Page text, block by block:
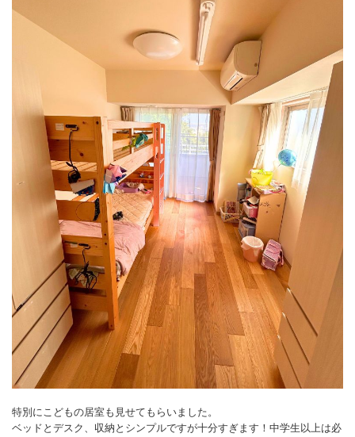
特別にこどもの居室も見せてもらいました。
ベッドとデスク、収納とシンプルですが十分すぎます！中学生以上は必